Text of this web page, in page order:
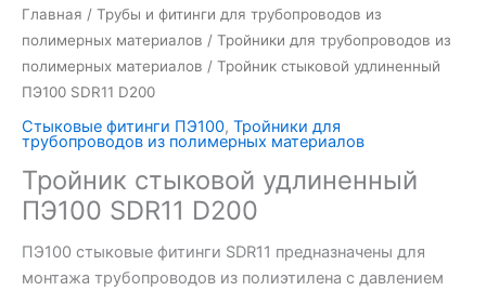
Главная / Трубы и фитинги для трубопроводов из
полимерных материалов / Тройники для трубопроводов из
полимерных материалов / Тройник стыковой удлиненный
ПЭ100 SDR11 D200
Стыковые фитинги ПЭ100, Тройники для
трубопроводов из полимерных материалов
Тройник стыковой удлиненный
ПЭ100 SDR11 D200
ПЭ100 стыковые фитинги SDR11 предназначены для
монтажа трубопроводов из полиэтилена с давлением